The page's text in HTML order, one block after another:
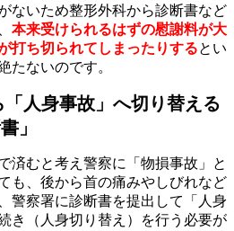
ないため整形外科から診断書など
本来受けられるはずの慰謝料が大
打ち切られてしまったりするとい
たないのです。
人身事故」へ切り替える
」
済むと考え警察に「物損事故」と
も、後から首の痛みやしびれなど
警察署に診断書を提出して「人身
き（人身切り替え）を行う必要が